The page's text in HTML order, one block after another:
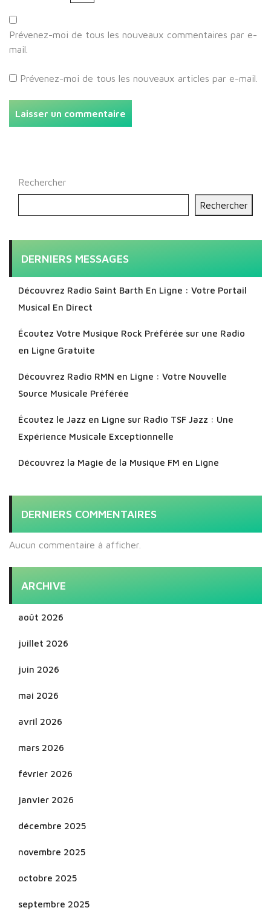
Prévenez-moi de tous les nouveaux commentaires par e-
mail.
Prévenez-moi de tous les nouveaux articles par e-mail.
Rechercher
Rechercher
DERNIERS MESSAGES
Découvrez Radio Saint Barth En Ligne : Votre Portail
Musical En Direct
Écoutez Votre Musique Rock Préférée sur une Radio
en Ligne Gratuite
Découvrez Radio RMN en Ligne : Votre Nouvelle
Source Musicale Préférée
Écoutez le Jazz en Ligne sur Radio TSF Jazz : Une
Expérience Musicale Exceptionnelle
Découvrez la Magie de la Musique FM en Ligne
DERNIERS COMMENTAIRES
Aucun commentaire à afficher.
ARCHIVE
août 2026
juillet 2026
juin 2026
mai 2026
avril 2026
mars 2026
février 2026
janvier 2026
décembre 2025
novembre 2025
octobre 2025
septembre 2025